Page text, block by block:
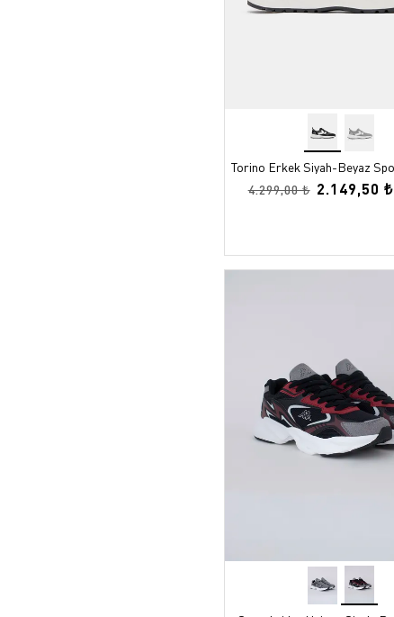
Torino Erkek Siyah-Beyaz
4.299,00 ₺ 2.149,50 ₺